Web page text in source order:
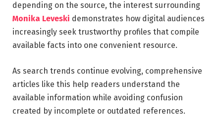
depending on the source, the interest surrounding
Monika Leveski demonstrates how digital audiences
increasingly seek trustworthy profiles that compile
available facts into one convenient resource.
As search trends continue evolving, comprehensive
articles like this help readers understand the
available information while avoiding confusion
created by incomplete or outdated references.